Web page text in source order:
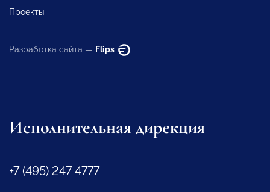
Проекты
Разработка сайта — Flips
Исполнительная дирекция
+7 (495) 247 4777